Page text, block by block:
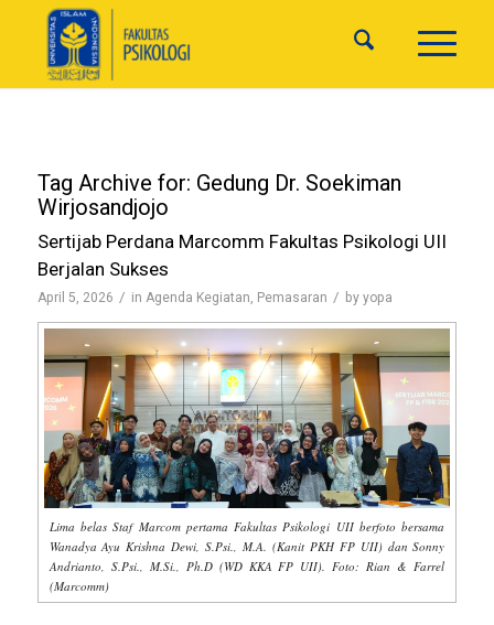
Tag Archive for: Gedung Dr. Soekiman
Wirjosandjojo
Sertijab Perdana Marcomm Fakultas Psikologi UII
Berjalan Sukses
April 5, 2026 / in Agenda Kegiatan, Pemasaran / by yopa
Lima belas Staf Marcom pertama Fakultas Psikologi UII berfoto bersama
Wanadya Ayu Krishna Dewi, S.Psi., M.A. (Kanit PKH FP UII) danSonny
Andrianto, S.Psi., M.Si., Ph.D (WD KKA FP UII). Foto: Rian & Farrel
(Marcomm)